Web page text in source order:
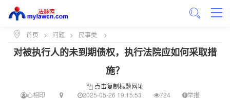
首页 > 问题 > 民事类 >
对被执行人的未到期债权，执行法院应如何采取措
施？
点击复制标题网址
心相印
2025-05-26 19:15:53 724 举报